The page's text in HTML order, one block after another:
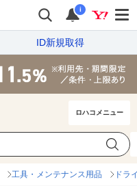
i
ID新規取得
ロハコメニュー
工具・メンテナンス用品 ドラ